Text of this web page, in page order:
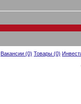
Вакансии (0) Товары (0)